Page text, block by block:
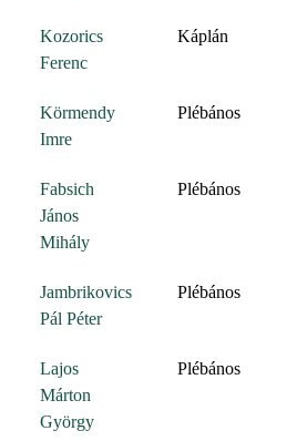
Kozorics
Ferenc
Káplán
Körmendy
Imre
Plébános
Fabsich
János
Mihály
Plébános
Jambrikovics
Pál Péter
Plébános
Lajos
Márton
György
Plébános